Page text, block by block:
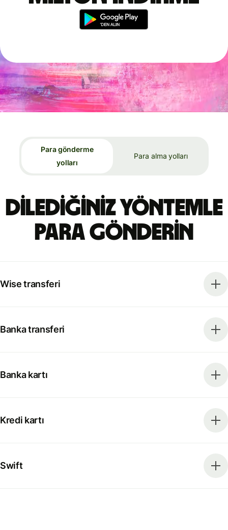
Para gönderme
yolları
Para alma yolları
Dilediğiniz yöntemle
para gönderin
Wise transferi
Banka transferi
Banka kartı
Kredi kartı
Swift